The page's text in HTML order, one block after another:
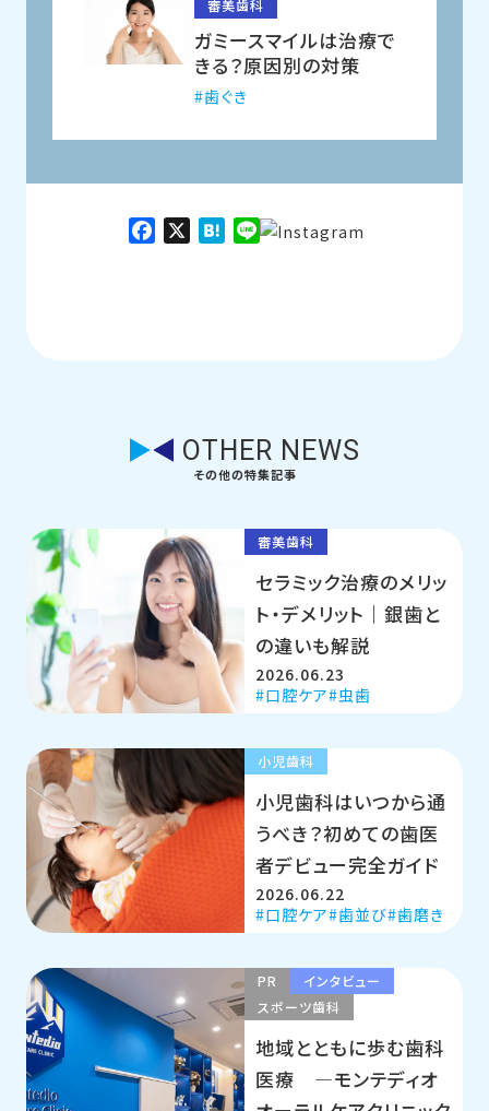
審美歯科
ガミースマイルは治療で
きる？原因別の対策
歯ぐき
FacebookHatena
Line
OTHER NEWS
その他の特集記事
審美歯科
セラミック治療のメリッ
ト・デメリット｜銀歯と
の違いも解説
2026.06.23
口腔ケア 虫歯
小児歯科
小児歯科はいつから通
うべき？初めての歯医
者デビュー完全ガイド
2026.06.22
口腔ケア 歯並び 歯磨き
PR
インタビュー
スポーツ歯科
地域とともに歩む歯科
医療 ―モンテディオ